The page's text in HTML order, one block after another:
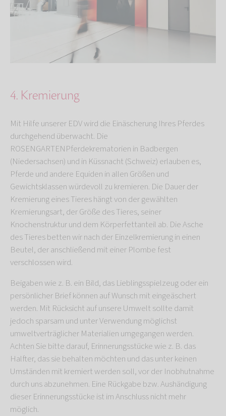
4. Kremierung
Mit Hilfe unserer EDV wird die Einäscherung Ihres Pferdes
durchgehend überwacht. Die
ROSENGARTENPferdekrematorien in Badbergen
(Niedersachsen) und in Küssnacht (Schweiz) erlauben es,
Pferde und andere Equiden in allen Größen und
Gewichtsklassen würdevoll zu kremieren. Die Dauer der
Kremierung eines Tieres hängt von der gewählten
Kremierungsart, der Größe des Tieres, seiner
Knochenstruktur und dem Körperfettanteil ab. Die Asche
des Tieres betten wir nach der Einzelkremierung in einen
Beutel, der anschließend mit einer Plombe fest
verschlossen wird.
Beigaben wie z. B. ein Bild, das Lieblingsspielzeug oder ein
persönlicher Brief können auf Wunsch mit eingeäschert
werden. Mit Rücksicht auf unsere Umwelt sollte damit
jedoch sparsam und unter Verwendung möglichst
umweltverträglicher Materialien umgegangen werden.
Achten Sie bitte darauf, Erinnerungsstücke wie z. B. das
Halfter, das sie behalten möchten und das unter keinen
Umständen mit kremiert werden soll, vor der Inobhutnahme
durch uns abzunehmen. Eine Rückgabe bzw. Aushändigung
dieser Erinnerungsstücke ist im Anschluss nicht mehr
möglich.